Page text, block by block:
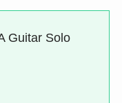
Guitar Solo